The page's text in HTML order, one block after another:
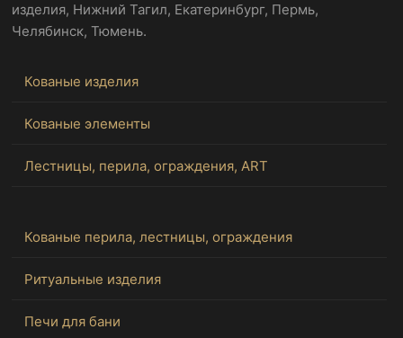
изделия, Нижний Тагил, Екатеринбург, Пермь,
Челябинск, Тюмень.
Кованые изделия
Кованые элементы
Лестницы, перила, ограждения, ART
Кованые перила, лестницы, ограждения
Ритуальные изделия
Печи для бани